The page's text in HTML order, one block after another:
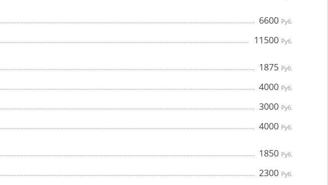
6600 Руб.
11500 Руб.
1875 Руб.
4000 Руб.
3000 Руб.
4000 Руб.
1850 Руб.
2300 Руб.